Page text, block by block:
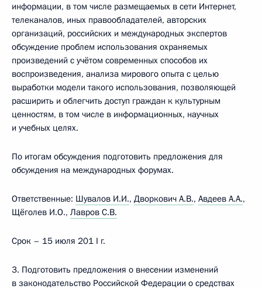
информации, в том числе размещаемых в сети Интернет,
телеканалов, иных правообладателей, авторских
организаций, российских и международных экспертов
обсуждение проблем использования охраняемых
произведений с учётом современных способов их
воспроизведения, анализа мирового опыта с целью
выработки модели такого использования, позволяющей
расширить и облегчить доступ граждан к культурным
ценностям, в том числе в информационных, научных
и учебных целях.
По итогам обсуждения подготовить предложения для
обсуждения на международных форумах.
Ответственные: Шувалов И.И., Дворкович А.В., Авдеев А.А.,
Щёголев И.О., Лавров С.В.
Срок – 15 июля 201 I г.
3. Подготовить предложения о внесении изменений
в законодательство Российской Федерации о средствах